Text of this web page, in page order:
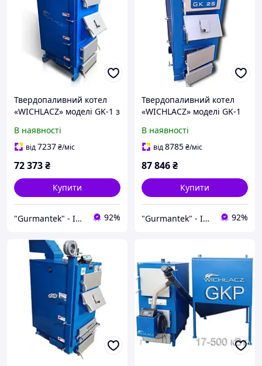
Твердопаливний котел
«WICHLACZ» моделі GK-1 з
В наявності
від7237₴/міс
72 373₴
Купити
"Gurmantek" - Інтернет-магазин 92%
Твердопаливний котел
«WICHLACZ» моделі GK-1
В наявності
від8785₴/міс
87 846₴
Купити
"Gurmantek" - Інтернет-магазин 92%